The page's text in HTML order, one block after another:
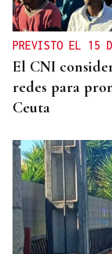
PREVISTO EL 15
El CNI
redes para
Ceuta